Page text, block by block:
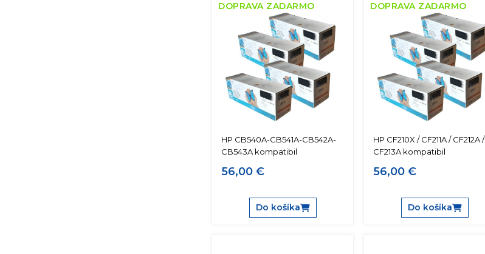
DOPRAVA ZADARMO
HP CB540A-CB541A-CB542A-
CB543A kompatibil
56,00 €
Do košíka
DOPRAVA ZADARMO
HP CF210X / CF211A / CF212A /
CF213A kompatibil
56,00 €
Do košíka